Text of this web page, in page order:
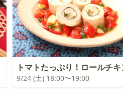
トマトたっぷり！ロールチ
9/24 (土) 18:00〜19:00